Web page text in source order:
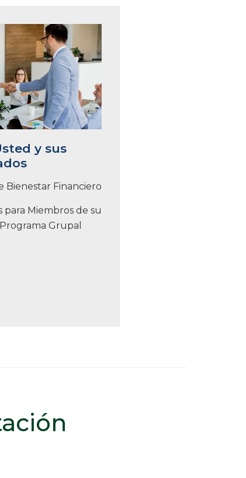
y sus
Bienestar Financiero
para Miembros de su
Grupal